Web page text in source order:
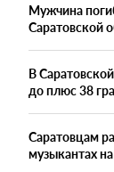
Мужчина
Саратовской
В
до плюс 38
Саратовцам
музыкантах